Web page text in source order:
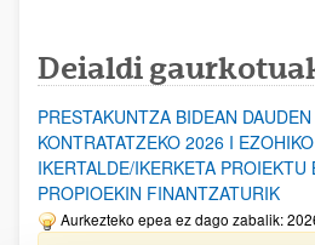
Deialdi
PRESTAKUNTZA BIDEAN
KONTRATATZEKO 2026 I
IKERTALDE/IKERKETA PROIEKTU
PROPIOEKIN FINANTZATURIK
Aurkezteko epea ez dago zabalik: